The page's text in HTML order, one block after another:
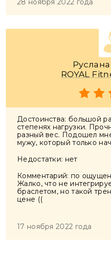
28 ноября 2022 года
ROYAL
Достоинства: большой
степенях нагрузки.
разный вес. Подошел
мужу, который только
Недостатки: нет
Комментарий: по
Жалко, что не
браслетом, но такой
цене ((
17 ноября 2022 года